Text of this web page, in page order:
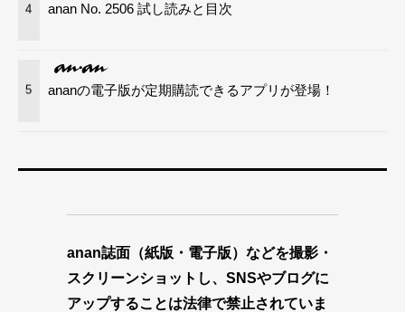
4 anan No. 2506 試し読みと目次
5 ananの電子版が定期購読できるアプリが登場！
anan誌面（紙版・電子版）などを撮影・
スクリーンショットし、SNSやブログに
アップすることは法律で禁止されていま